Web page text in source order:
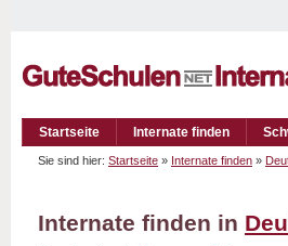
Startseite Internate finden
Sie sind hier: Startseite » Internate finden »
Internate finden in